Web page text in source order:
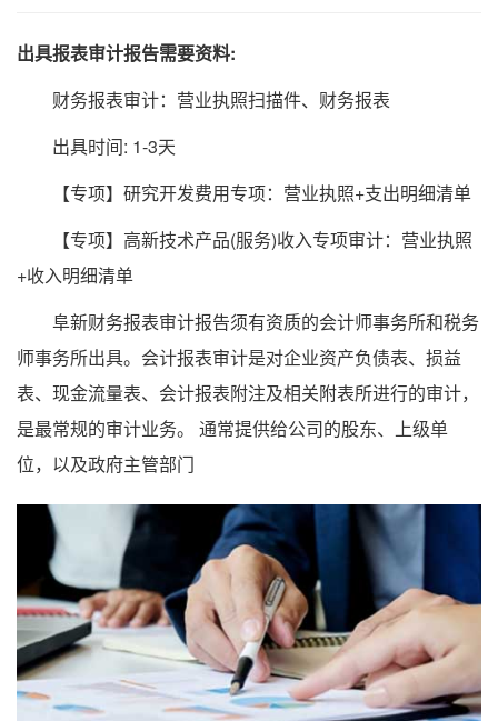
出具报表审计报告需要资料:
财务报表审计：营业执照扫描件、财务报表
出具时间: 1-3天
【专项】研究开发费用专项：营业执照+支出明细清单
【专项】高新技术产品(服务)收入专项审计：营业执照
+收入明细清单
阜新财务报表审计报告须有资质的会计师事务所和税务
师事务所出具。会计报表审计是对企业资产负债表、损益
表、现金流量表、会计报表附注及相关附表所进行的审计，
是最常规的审计业务。 通常提供给公司的股东、上级单
位，以及政府主管部门